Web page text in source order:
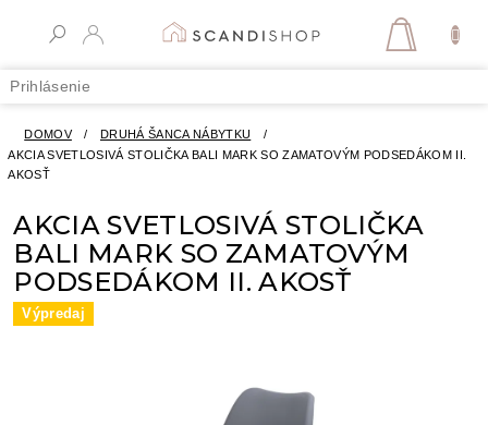
Prihlásenie
DOMOV / DRUHÁ ŠANCA NÁBYTKU
/
AKCIA SVETLOSIVÁ STOLIČKA BALI MARK SO ZAMATOVÝM PODSEDÁKOM II.
AKOSŤ
AKCIA SVETLOSIVÁ STOLIČKA
BALI MARK SO ZAMATOVÝM
PODSEDÁKOM II. AKOSŤ
Výpredaj